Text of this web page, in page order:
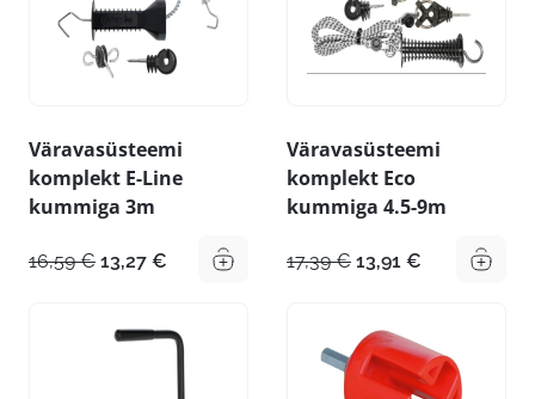
Väravasüsteemi
komplekt E-Line
kummiga 3m
16,59€ Algne
16,59 €.
13,27 € Praegune
13,27 €.
Väravasüsteemi
komplekt Eco
kummiga 4.5-9m
17,39€ Algne
17,39 €.
13,91 € Praegune